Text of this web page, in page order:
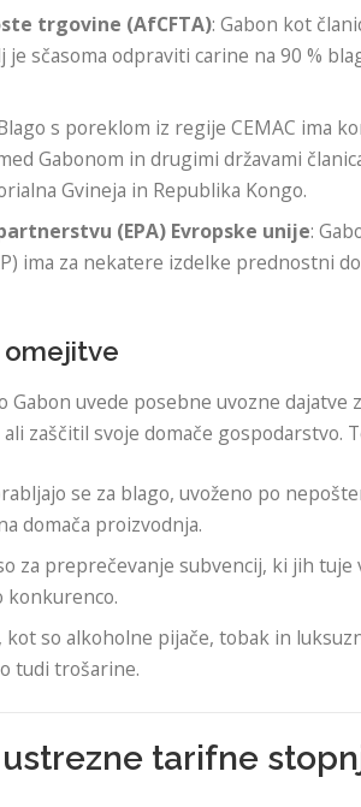
trgovine (AfCFTA): Gabon kot
je sčasoma odpraviti carine na 90 %
s poreklom iz regije CEMAC ima
Gabonom in drugimi državami
Gvineja in Republika Kongo.
(EPA) Evropske unije:
ima za nekatere izdelke prednostni
omejitve
uvede posebne uvozne dajatve
zaščitil svoje domače gospodarstvo.
se za blago, uvoženo po
domača proizvodnja.
za preprečevanje subvencij, ki jih tuje
konkurenco.
kot so alkoholne pijače, tobak in
tudi trošarine.
tarifne